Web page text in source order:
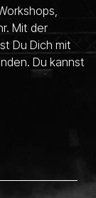
Mit der
Du Dich mit
Du kannst